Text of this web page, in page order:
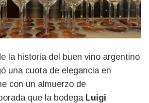
una cuota de elegancia en
con un almuerzo de
que la bodega Luigi